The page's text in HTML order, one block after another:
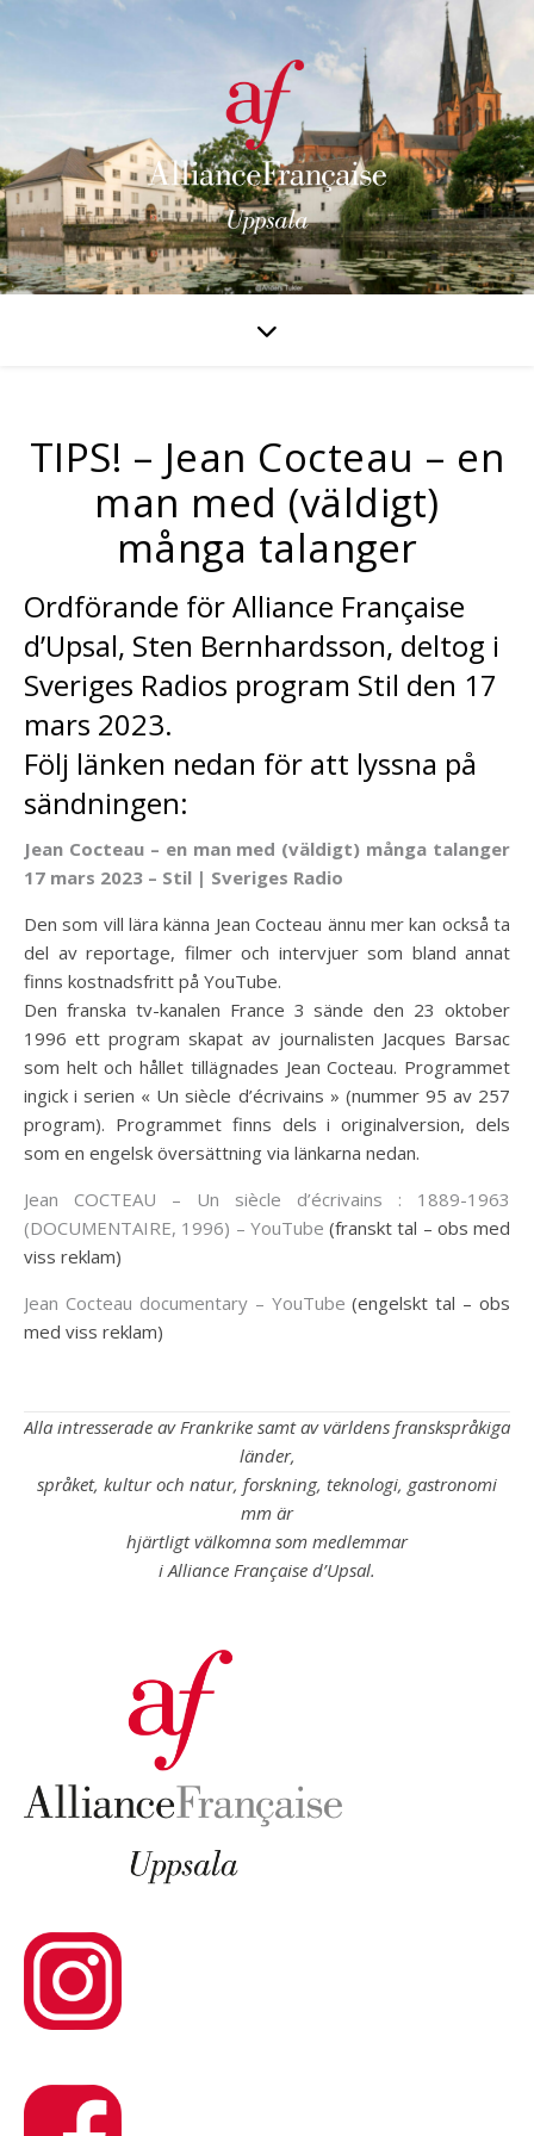
TIPS! – Jean Cocteau – en
man med (väldigt)
många talanger
Ordförande för Alliance Française
d’Upsal, Sten Bernhardsson, deltog i
Sveriges Radios program Stil den 17
mars 2023.
Följ länken nedan för att lyssna på
sändningen:
Jean Cocteau – en man med (väldigt) många talanger
17 mars 2023 – Stil | Sveriges Radio
Den som vill lära känna Jean Cocteau ännu mer kan också ta
del av reportage, filmer och intervjuer som bland annat
finns kostnadsfritt på YouTube.
Den franska tv-kanalen France 3 sände den 23 oktober
1996 ett program skapat av journalisten Jacques Barsac
som helt och hållet tillägnades Jean Cocteau. Programmet
ingick i serien « Un siècle d’écrivains » (nummer 95 av 257
program). Programmet finns dels i originalversion, dels
som en engelsk översättning via länkarna nedan.
Jean COCTEAU – Un siècle d’écrivains : 1889-1963
(DOCUMENTAIRE, 1996) – YouTube (franskt tal – obs med
viss reklam)
Jean Cocteau documentary – YouTube (engelskt tal – obs
med viss reklam)
Alla intresserade av Frankrike samt av världens franskspråkiga
länder,
språket, kultur och natur, forskning, teknologi, gastronomi
mm är
hjärtligt välkomna som medlemmar
i Alliance Française d’Upsal.